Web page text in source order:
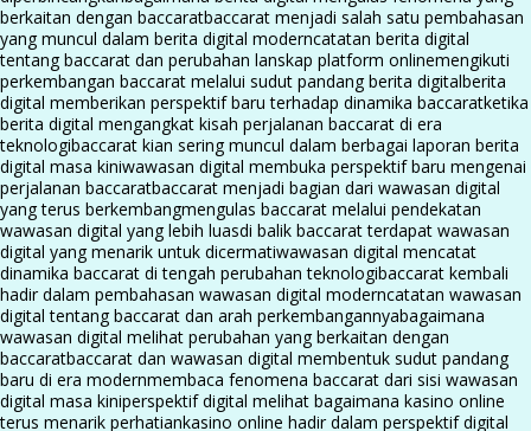
berkaitan dengan baccaratbaccarat menjadi salah satu pembahasan
yang muncul dalam berita digital moderncatatan berita digital
tentang baccarat dan perubahan lanskap platform onlinemengikuti
perkembangan baccarat melalui sudut pandang berita digitalberita
digital memberikan perspektif baru terhadap dinamika baccaratketika
berita digital mengangkat kisah perjalanan baccarat di era
teknologibaccarat kian sering muncul dalam berbagai laporan berita
digital masa kiniwawasan digital membuka perspektif baru mengenai
perjalanan baccaratbaccarat menjadi bagian dari wawasan digital
yang terus berkembangmengulas baccarat melalui pendekatan
wawasan digital yang lebih luasdi balik baccarat terdapat wawasan
digital yang menarik untuk dicermatiwawasan digital mencatat
dinamika baccarat di tengah perubahan teknologibaccarat kembali
hadir dalam pembahasan wawasan digital moderncatatan wawasan
digital tentang baccarat dan arah perkembangannyabagaimana
wawasan digital melihat perubahan yang berkaitan dengan
baccaratbaccarat dan wawasan digital membentuk sudut pandang
baru di era modernmembaca fenomena baccarat dari sisi wawasan
digital masa kiniperspektif digital melihat bagaimana kasino online
terus menarik perhatiankasino online hadir dalam perspektif digital